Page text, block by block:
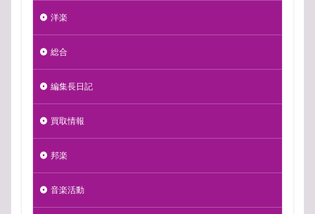
洋楽
総合
編集長日記
買取情報
邦楽
音楽活動